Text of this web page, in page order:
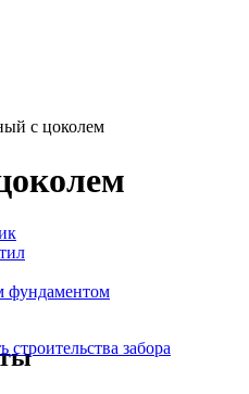
с цоколем
фундаментом
строительства забора